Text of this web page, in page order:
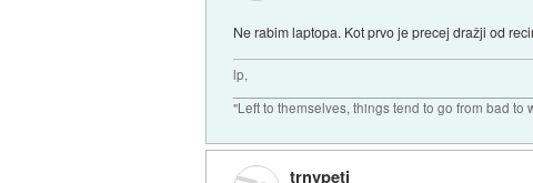
Ne rabim laptopa. Kot prvo je precej dražji od
lp,
"Left to themselves, things tend to go from bad to
trnvpeti